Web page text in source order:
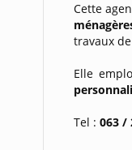
Cette
travaux
Elle
Tel :063 /